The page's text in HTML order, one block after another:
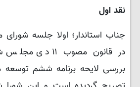
نقد اول
جناب استاندار؛ اولا جلسه
در قانون مصوب